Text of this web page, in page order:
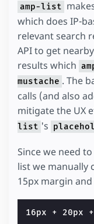
amp-list
which does IP-
relevant search
API to get
results which
mustache . The
calls (and also
mitigate the UX
list 's
Since we need
list we manually
15px margin